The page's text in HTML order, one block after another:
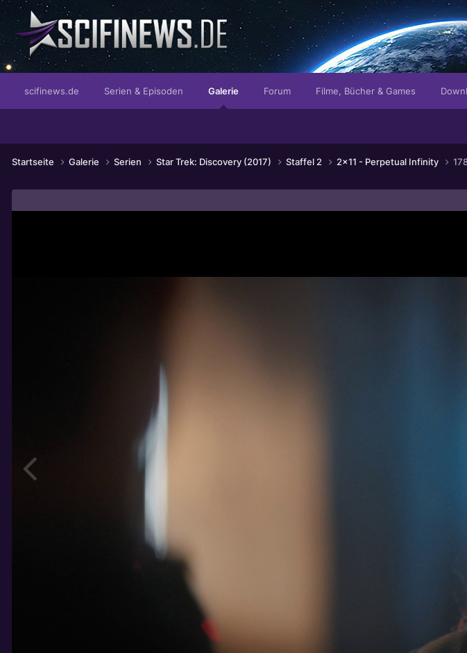
scifinews.de Serien & Episoden Galerie Forum Filme, Bücher & Games
Startseite Galerie Serien Star Trek: Discovery (2017) Staffel 2 2x11 - Perpetual Infinity